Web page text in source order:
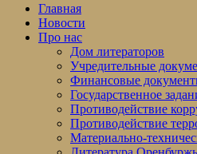
Главная
Новости
Про нас
Дом литераторов
Учредительные
Финансовые
Государственное
Противодействие
Противодействие
Материально-